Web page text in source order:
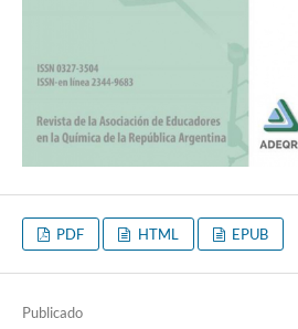
PDF HTML EPUB
Publicado